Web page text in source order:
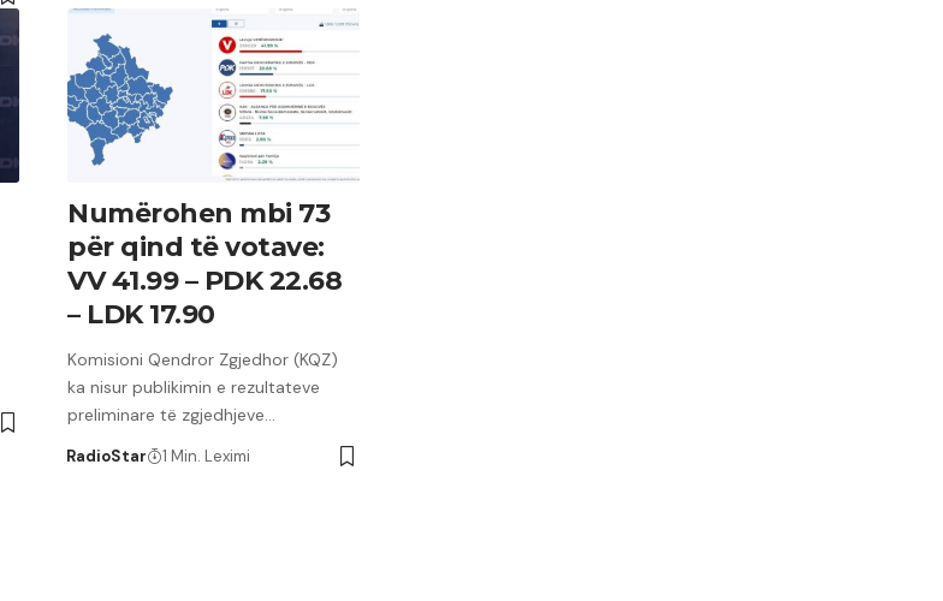
Numërohen mbi 73
për qind të votave:
VV 41.99 – PDK 22.68
– LDK 17.90
Komisioni Qendror Zgjedhor (KQZ)
ka nisur publikimin e rezultateve
preliminare të zgjedhjeve…
RadioStar 1 Min. Leximi